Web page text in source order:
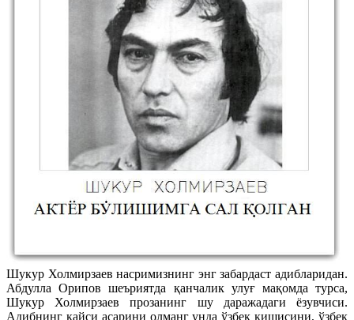
Шукур Холмирзаев насримизнинг энг забардаст адибларидан.
Абдулла Орипов шеъриятда қанчалик улуғ мақомда турса,
Шукур Холмирзаев прозанинг шу даражадаги ёзувчиси.
Адибнинг қайси асарини олманг унда ўзбек кишисини, ўзбек